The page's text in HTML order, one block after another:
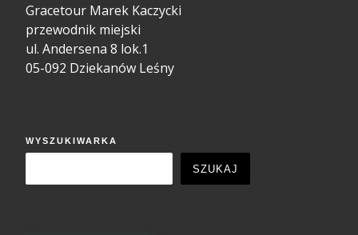
Gracetour Marek Kaczycki
przewodnik miejski
ul. Andersena 8 lok.1
05-092 Dziekanów Leśny
WYSZUKIWARKA
SZUKAJ